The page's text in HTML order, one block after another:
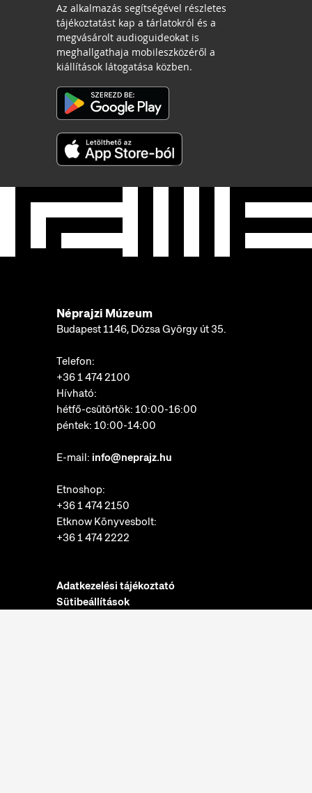
Az alkalmazás segítségével részletes
tájékoztatást kap a tárlatokról és a
megvásárolt audioguideokat is
meghallgathaja mobileszközéről a
kiállítások látogatása közben.
Néprajzi Múzeum
Budapest 1146, Dózsa György út 35.
Telefon:
+36 1 474 2100
Hívható:
hétfő-csütörtök: 10:00-16:00
péntek: 10:00-14:00
E-mail: info@neprajz.hu
Etnoshop:
+36 1 474 2150
Etknow Könyvesbolt:
+36 1 474 2222
Adatkezelési tájékoztató
Sütibeállítások